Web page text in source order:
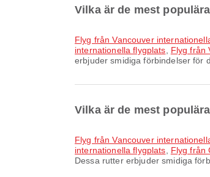
Vilka är de mest
Flyg från Vancouver
internationella flygplats
Flyg från
erbjuder smidiga förbindelser för
Vilka är de mest
Flyg från Vancouver
internationella flygplats
Flyg från
Dessa rutter erbjuder smidiga